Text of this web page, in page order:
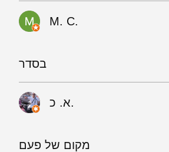
M. C.
בסדר
א. כ.
מקום של פעם